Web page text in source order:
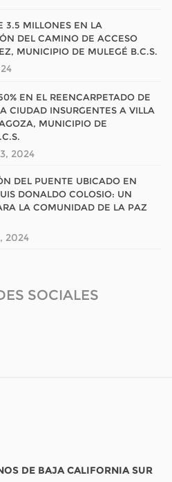
3.5 MILLONES EN LA
DEL CAMINO DE ACCESO
MUNICIPIO DE MULEGÉ B.C.S.
EN EL REENCARPETADO DE
CIUDAD INSURGENTES A VILLA
MUNICIPIO DE
2024
DEL PUENTE UBICADO EN
DONALDO COLOSIO: UN
LA COMUNIDAD DE LA PAZ
2024
SOCIALES
DE BAJA CALIFORNIA SUR